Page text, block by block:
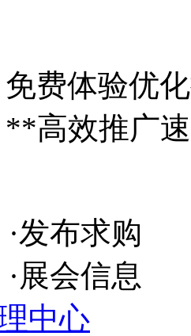
费体验优
高效推广
发布求购
展会信息
中心